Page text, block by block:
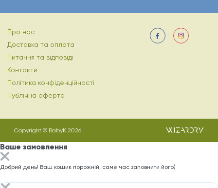
Про нас
Доставка та оплата
Питання та відповіді
Контакти
Політика конфіденційності
Публічна оферта
Copyright © BabyK 2026
Ваше замовлення
Добрий день! Ваш кошик порожній, саме час заповнити його)